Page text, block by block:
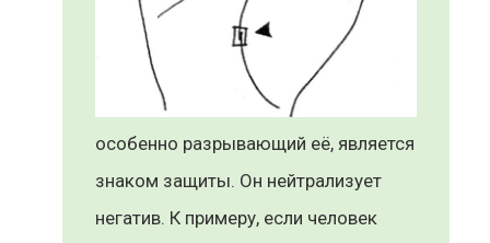
особенно разрывающий её, является
знаком защиты. Он нейтрализует
негатив. К примеру, если человек